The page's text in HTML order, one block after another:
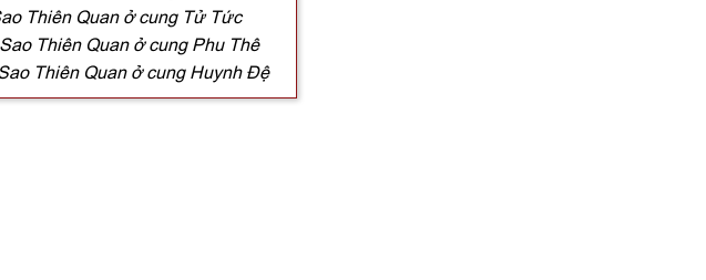
Thiên Quan ở cung Tử Tức
Thiên Quan ở cung Phu Thê
Thiên Quan ở cung Huynh Đệ